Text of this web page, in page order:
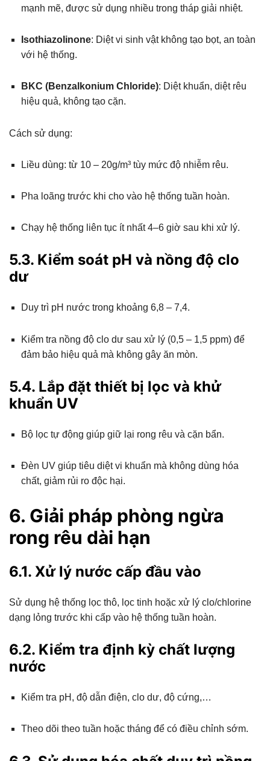
mạnh mẽ, được sử dụng nhiều trong tháp giải nhiệt.
Isothiazolinone: Diệt vi sinh vật không tạo bọt, an toàn
với hệ thống.
BKC (Benzalkonium Chloride): Diệt khuẩn, diệt rêu
hiệu quả, không tạo cặn.
Cách sử dụng:
Liều dùng: từ 10 – 20g/m³ tùy mức độ nhiễm rêu.
Pha loãng trước khi cho vào hệ thống tuần hoàn.
Chạy hệ thống liên tục ít nhất 4–6 giờ sau khi xử lý.
5.3. Kiểm soát pH và nồng độ clo
dư
Duy trì pH nước trong khoảng 6,8 – 7,4.
Kiểm tra nồng độ clo dư sau xử lý (0,5 – 1,5 ppm) để
đảm bảo hiệu quả mà không gây ăn mòn.
5.4. Lắp đặt thiết bị lọc và khử
khuẩn UV
Bộ lọc tự động giúp giữ lại rong rêu và cặn bẩn.
Đèn UV giúp tiêu diệt vi khuẩn mà không dùng hóa
chất, giảm rủi ro độc hại.
6. Giải pháp phòng ngừa
rong rêu dài hạn
6.1. Xử lý nước cấp đầu vào
Sử dụng hệ thống lọc thô, lọc tinh hoặc xử lý clo/chlorine
dạng lỏng trước khi cấp vào hệ thống tuần hoàn.
6.2. Kiểm tra định kỳ chất lượng
nước
Kiểm tra pH, độ dẫn điện, clo dư, độ cứng,…
Theo dõi theo tuần hoặc tháng để có điều chỉnh sớm.